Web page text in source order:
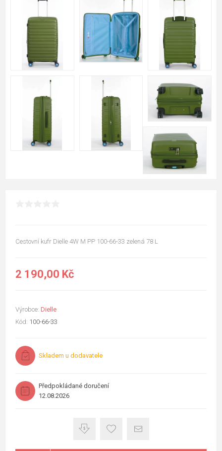
Cestovní kufr Dielle 4W M PP 100-66-33 zelená 78 L
2 190,00 Kč
Výrobce: Dielle
Kód: 100-66-33
Skladem u dodavatele
Předpokládané doručení
12.08.2026